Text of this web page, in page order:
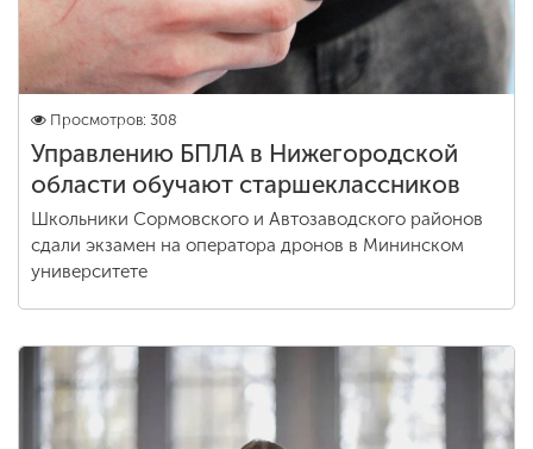
Просмотров: 308
Управлению БПЛА в Нижегородской
области обучают старшеклассников
Школьники Сормовского и Автозаводского районов
сдали экзамен на оператора дронов в Мининском
университете